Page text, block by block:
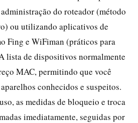
do roteador (método
ou utilizando aplicativos de
Fing e WiFiman (práticos para
lista de dispositivos normalmente
MAC, permitindo que você
conhecidos e suspeitos.
as medidas de bloqueio e troca
imediatamente, seguidas por